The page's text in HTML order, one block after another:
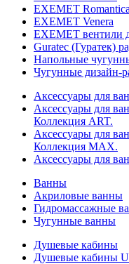
EXEMET Romantica
EXEMET Venera
EXEMET вентили
Guratec (Гуратек)
Напольные
Чугунные дизайн-
Аксессуары для
Аксессуары для
Коллекция ART.
Аксессуары для
Коллекция MAX.
Аксессуары для
Ванны
Акриловые ванны
Гидромассажные
Чугунные ванны
Душевые кабины
Душевые кабины